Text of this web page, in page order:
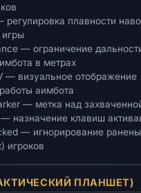
регулировка плавности
игры
— ограничение
в метрах
— визуальное отображение
аимбота
— метка над
назначение клавиш
— игнорирование
игроков
ПЛАНШЕТ)